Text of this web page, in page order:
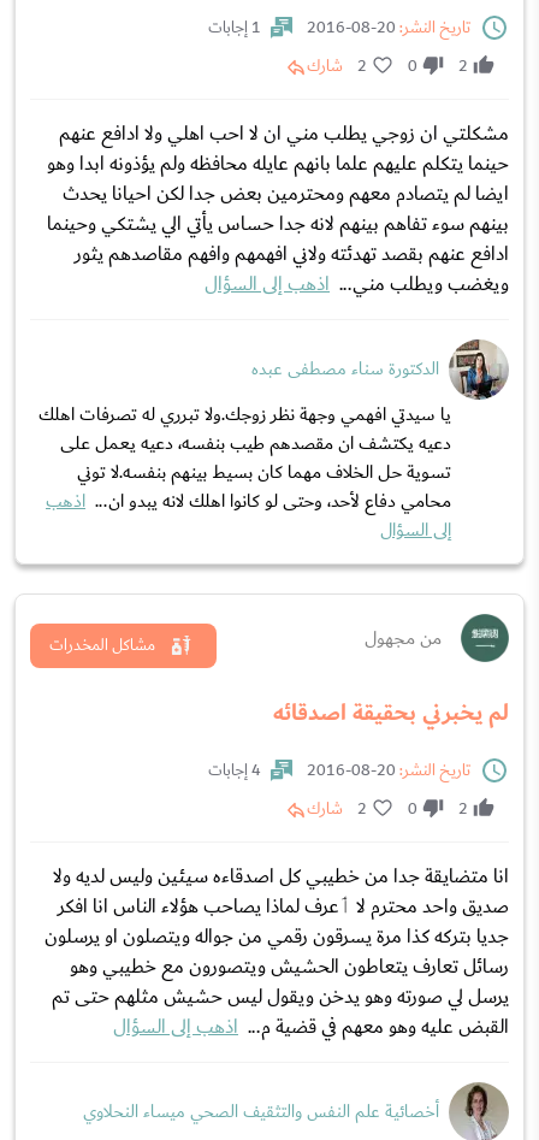
تاريخ النشر:
1 إجابات
2
0
2 شارك
مشكلتي ان زوجي يطلب مني ان لا احب اهلي ولا ادافع عنهم
حينما يتكلم عليهم علما بانهم عايله محافظه ولم يؤذونه ابدا وهو
ايضا لم يتصادم معهم ومحترمين بعض جدا لكن احيانا يحدث
بينهم سوء تفاهم بينهم لانه جدا حساس يأتي الي يشتكي وحينما
ادافع عنهم بقصد تهدئته ولاني افهمهم وافهم مقاصدهم يثور
ويغضب ويطلب مني... اذهب إلى السؤال
الدكتورة سناء مصطفى عبده
يا سيدتي افهمي وجهة نظر زوجك.ولا تبرري له تصرفات اهلك
دعيه يكتشف ان مقصدهم طيب بنفسه، دعيه يعمل على
تسوية حل الخلاف مهما كان بسيط بينهم بنفسه.لا توني
محامي دفاع لأحد، وحتى لو كانوا اهلك لانه يبدو ان... اذهب
إلى السؤال
من مجهول
لم يخبرني بحقيقة اصدقائه
مشاكل المخدرات
تاريخ النشر:
4 إجابات
2
0
2 شارك
انا متضايقة جدا من خطيبي كل اصدقاءه سيئين وليس لديه ولا
صديق واحد محترم لا ٲعرف لماذا يصاحب هؤلاء الناس انا افكر
جديا بتركه كذا مرة يسرقون رقمي من جواله ويتصلون او يرسلون
رسائل تعارف يتعاطون الحشيش ويتصورون مع خطيبي وهو
يرسل لي صورته وهو يدخن ويقول ليس حشيش مثلهم حتى تم
القبض عليه وهو معهم في قضية م... اذهب إلى السؤال
أخصائية علم النفس والتثقيف الصحي ميساء النحلاوي